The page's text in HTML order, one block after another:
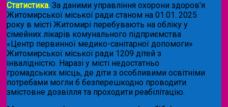
Статистика. За даними управління охорони здоров’я
Житомирської міської ради станом на 01.01. 2025
року в місті Житомирі перебувають на обліку у
сімейних лікарів комунального підприємства
«Центр первинної медико-санітарної допомоги»
Житомирської міської ради 1209 дітей з
інвалідністю. Наразі у місті недостатньо
громадських місць, де діти з особливими освітніми
потребами могли б безперешкодно проводити
змістовне дозвілля та проходити реабілітацію.